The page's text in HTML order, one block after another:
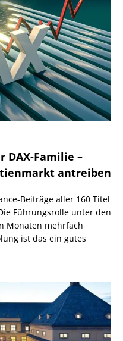
DAX-Familie –
antreiben
Beiträge aller 160 Titel
Führungsrolle unter den
Monaten mehrfach
ist das ein gutes